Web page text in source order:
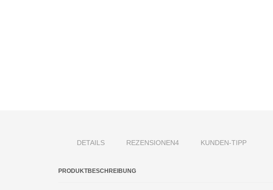
DETAILS REZENSIONEN4 KUNDEN-TIPP
PRODUKTBESCHREIBUNG